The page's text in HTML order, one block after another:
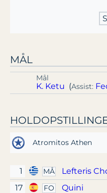
MÅL
Mål
K. Ketu (Assist:
Atromitos Athen
1 MÅ
Lefteris
17
FO Quini